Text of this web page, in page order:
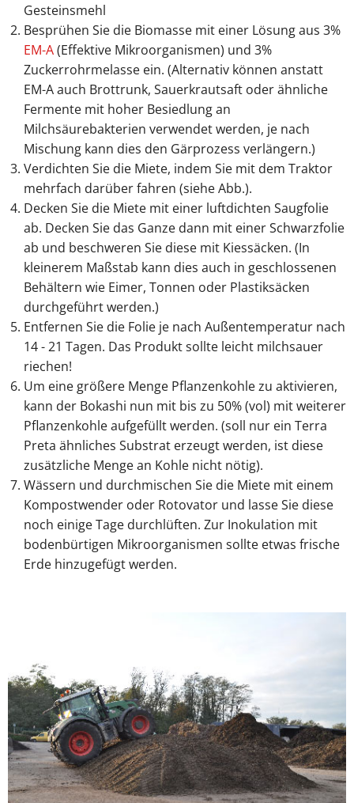
Gesteinsmehl
Besprühen Sie die Biomasse mit einer Lösung aus 3%
EM-A(Effektive Mikroorganismen) und 3%
Zuckerrohrmelasse ein. (Alternativ können anstatt
EM-A auch Brottrunk, Sauerkrautsaft oder ähnliche
Fermente mit hoher Besiedlung an
Milchsäurebakterien verwendet werden, je nach
Mischung kann dies den Gärprozess verlängern.)
Verdichten Sie die Miete, indem Sie mit dem Traktor
mehrfach darüber fahren (siehe Abb.).
Decken Sie die Miete mit einer luftdichten Saugfolie
ab. Decken Sie das Ganze dann mit einer Schwarzfolie
ab und beschweren Sie diese mit Kiessäcken. (In
kleinerem Maßstab kann dies auch in geschlossenen
Behältern wie Eimer, Tonnen oder Plastiksäcken
durchgeführt werden.)
Entfernen Sie die Folie je nach Außentemperatur nach
14 - 21 Tagen. Das Produkt sollte leicht milchsauer
riechen!
Um eine größere Menge Pflanzenkohle zu aktivieren,
kann der Bokashi nun mit bis zu 50% (vol) mit weiterer
Pflanzenkohle aufgefüllt werden. (soll nur ein Terra
Preta ähnliches Substrat erzeugt werden, ist diese
zusätzliche Menge an Kohle nicht nötig).
Wässern und durchmischen Sie die Miete mit einem
Kompostwender oder Rotovator und lasse Sie diese
noch einige Tage durchlüften. Zur Inokulation mit
bodenbürtigen Mikroorganismen sollte etwas frische
Erde hinzugefügt werden.